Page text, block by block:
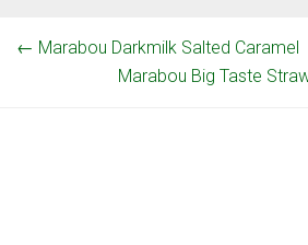
← Marabou Darkmilk Salted Caramel
Marabou Big Taste